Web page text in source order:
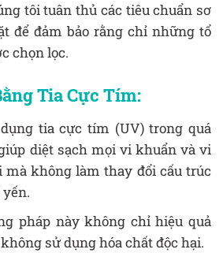
tôi tuân thủ các tiêu chuẩn sơ
để đảm bảo rằng chỉ những tổ
chọn lọc.
Tia Cực Tím:
tia cực tím (UV) trong quá
diệt sạch mọi vi khuẩn và vi
mà không làm thay đổi cấu trúc
pháp này không chỉ hiệu quả
sử dụng hóa chất độc hại.